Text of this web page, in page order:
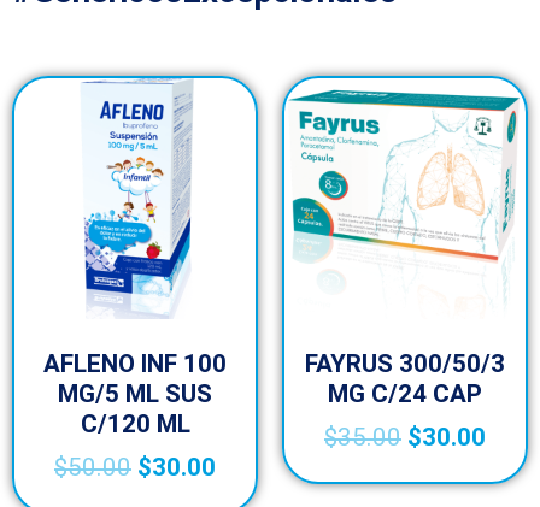
AFLENO INF 100
MG/5 ML SUS
C/120 ML
$50.00 $30.00
FAYRUS 300/50/3
MG C/24 CAP
$35.00 $30.00